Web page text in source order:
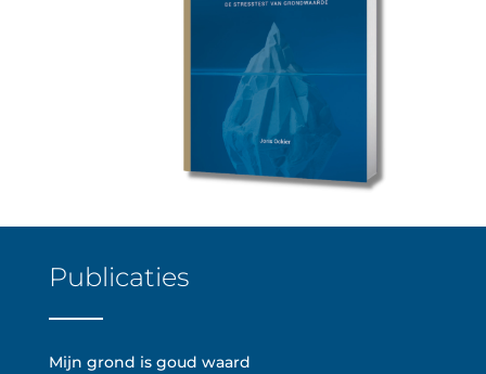
Publicaties
Mijn grond is goud waard